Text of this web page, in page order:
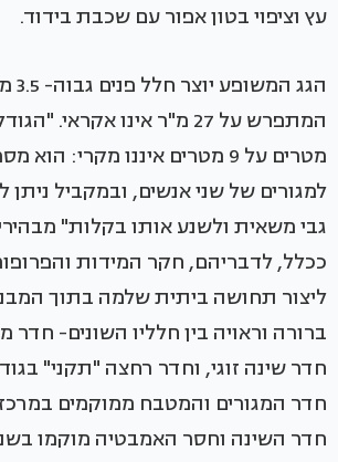
עץ וציפוי בטון אפור עם שכבת בידוד.
מטרים על 9 מטרים איננו מקרי:
למגורים של שני אנשים, ובמקביל ניתן
גבי משאית ולשנע אותו בקלות"
ככלל, לדבריהם, חקר המידות
ליצור תחושה ביתית שלמה בתוך
ברורה וראויה בין חלליו השונים- חדר
חדר שינה זוגי, וחדר רחצה "תקני"
חדר המגורים והמטבח ממוקמים
חדר השינה וחסר האמבטיה מוקמו